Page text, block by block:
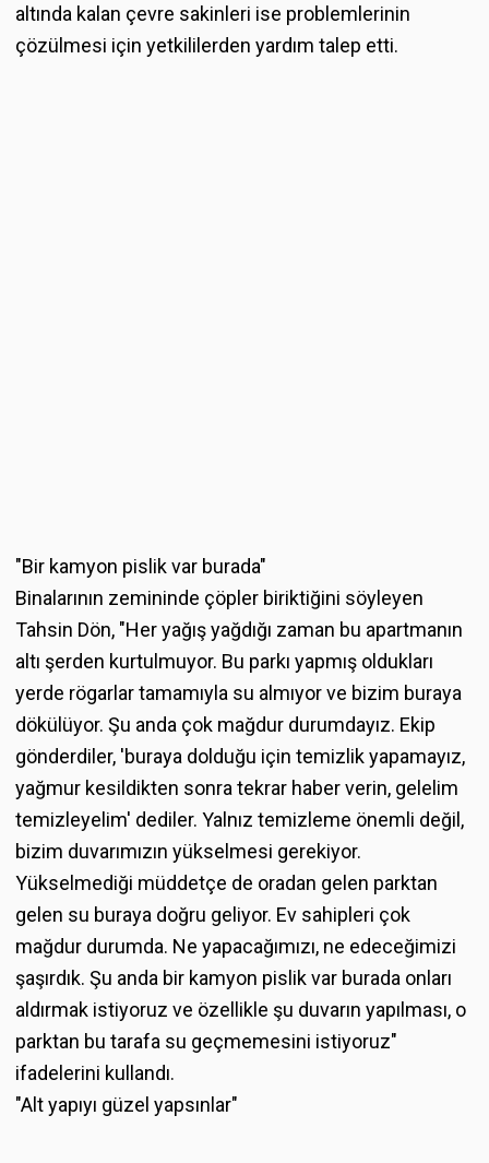
altında kalan çevre sakinleri ise problemlerinin
çözülmesi için yetkililerden yardım talep etti.
"Bir kamyon pislik var burada"
Binalarının zemininde çöpler biriktiğini söyleyen
Tahsin Dön, "Her yağış yağdığı zaman bu apartmanın
altı şerden kurtulmuyor. Bu parkı yapmış oldukları
yerde rögarlar tamamıyla su almıyor ve bizim buraya
dökülüyor. Şu anda çok mağdur durumdayız. Ekip
gönderdiler, 'buraya dolduğu için temizlik yapamayız,
yağmur kesildikten sonra tekrar haber verin, gelelim
temizleyelim' dediler. Yalnız temizleme önemli değil,
bizim duvarımızın yükselmesi gerekiyor.
Yükselmediği müddetçe de oradan gelen parktan
gelen su buraya doğru geliyor. Ev sahipleri çok
mağdur durumda. Ne yapacağımızı, ne edeceğimizi
şaşırdık. Şu anda bir kamyon pislik var burada onları
aldırmak istiyoruz ve özellikle şu duvarın yapılması, o
parktan bu tarafa su geçmemesini istiyoruz"
ifadelerini kullandı.
"Alt yapıyı güzel yapsınlar"